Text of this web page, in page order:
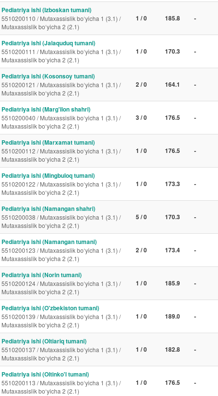
Pediatriya ishi (Izboskan tumani)
5510200110 / Mutaxassislik bo‘yicha 1 (3.1) /
Mutaxassislik bo‘yicha 2 (2.1)
1 / 0 185.8 -
Pediatriya ishi (Jalaquduq tumani)
5510200111 / Mutaxassislik bo‘yicha 1 (3.1) /
Mutaxassislik bo‘yicha 2 (2.1)
1 / 0 170.3 -
Pediatriya ishi (Kosonsoy tumani)
5510200121 / Mutaxassislik bo‘yicha 1 (3.1) /
Mutaxassislik bo‘yicha 2 (2.1)
2 / 0 164.1 -
Pediatriya ishi (Marg'ilon shahri)
5510200040 / Mutaxassislik bo‘yicha 1 (3.1) /
Mutaxassislik bo‘yicha 2 (2.1)
3 / 0 176.5 -
Pediatriya ishi (Marxamat tumani)
5510200112 / Mutaxassislik bo‘yicha 1 (3.1) /
Mutaxassislik bo‘yicha 2 (2.1)
1 / 0 176.5 -
Pediatriya ishi (Mingbuloq tumani)
5510200122 / Mutaxassislik bo‘yicha 1 (3.1) /
Mutaxassislik bo‘yicha 2 (2.1)
1 / 0 173.3 -
Pediatriya ishi (Namangan shahri)
5510200038 / Mutaxassislik bo‘yicha 1 (3.1) /
Mutaxassislik bo‘yicha 2 (2.1)
5 / 0 170.3 -
Pediatriya ishi (Namangan tumani)
5510200123 / Mutaxassislik bo‘yicha 1 (3.1) /
Mutaxassislik bo‘yicha 2 (2.1)
2 / 0 173.4 -
Pediatriya ishi (Norin tumani)
5510200124 / Mutaxassislik bo‘yicha 1 (3.1) /
Mutaxassislik bo‘yicha 2 (2.1)
1 / 0 185.9 -
Pediatriya ishi (O'zbekiston tumani)
5510200139 / Mutaxassislik bo‘yicha 1 (3.1) /
Mutaxassislik bo‘yicha 2 (2.1)
1 / 0 189.0 -
Pediatriya ishi (Oltiariq tumani)
5510200137 / Mutaxassislik bo‘yicha 1 (3.1) /
Mutaxassislik bo‘yicha 2 (2.1)
1 / 0 182.8 -
Pediatriya ishi (Oltinko'l tumani)
5510200113 / Mutaxassislik bo‘yicha 1 (3.1) /
Mutaxassislik bo‘yicha 2 (2.1)
1 / 0 176.5 -